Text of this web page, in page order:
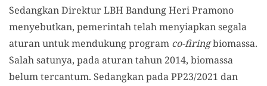
Sedangkan Direktur LBH Bandung Heri Pramono
menyebutkan, pemerintah telah menyiapkan segala
aturan untuk mendukung program co-firingbiomassa.
Salah satunya, pada aturan tahun 2014, biomassa
belum tercantum. Sedangkan pada PP23/2021 dan